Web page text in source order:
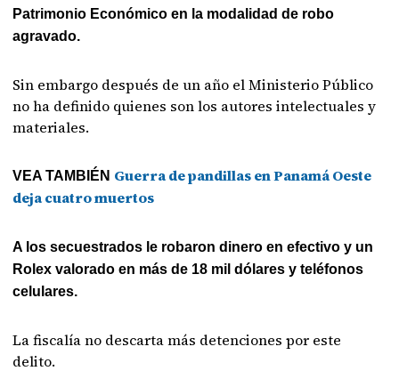
Patrimonio Económico en la modalidad de robo
agravado.
Sin embargo después de un año el Ministerio Público
no ha definido quienes son los autores intelectuales y
materiales.
VEA TAMBIÉN Guerra de pandillas en Panamá Oeste
deja cuatro muertos
A los secuestrados le robaron dinero en efectivo y un
Rolex valorado en más de 18 mil dólares y teléfonos
celulares.
La fiscalía no descarta más detenciones por este
delito.